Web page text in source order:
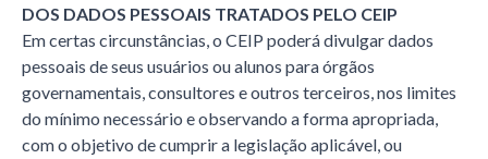
DOS DADOS PESSOAIS TRATADOS PELO CEIP
Em certas circunstâncias, o CEIP poderá divulgar dados
pessoais de seus usuários ou alunos para órgãos
governamentais, consultores e outros terceiros, nos limites
do mínimo necessário e observando a forma apropriada,
com o objetivo de cumprir a legislação aplicável, ou